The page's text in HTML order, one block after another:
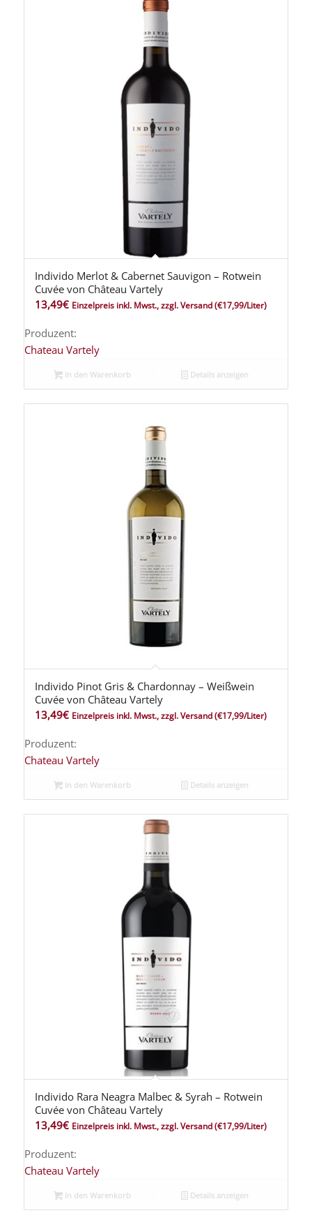
Individo Merlot & Cabernet Sauvigon – Rotwein
Cuvée von Château Vartely
13,49€ Einzelpreis inkl. Mwst., zzgl. Versand(€17,99/Liter)
Produzent:
Chateau Vartely
In den Warenkorb Details anzeigen
Individo Pinot Gris & Chardonnay – Weißwein
Cuvée von Château Vartely
13,49€ Einzelpreis inkl. Mwst., zzgl. Versand(€17,99/Liter)
Produzent:
Chateau Vartely
In den Warenkorb Details anzeigen
Individo Rara Neagra Malbec & Syrah – Rotwein
Cuvée von Château Vartely
13,49€ Einzelpreis inkl. Mwst., zzgl. Versand(€17,99/Liter)
Produzent:
Chateau Vartely
In den Warenkorb Details anzeigen